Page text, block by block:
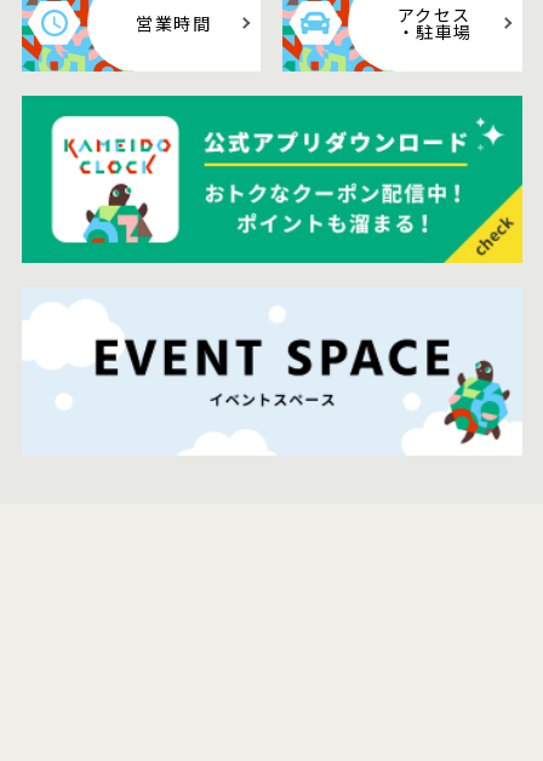
営業時間 アクセス
・駐車場